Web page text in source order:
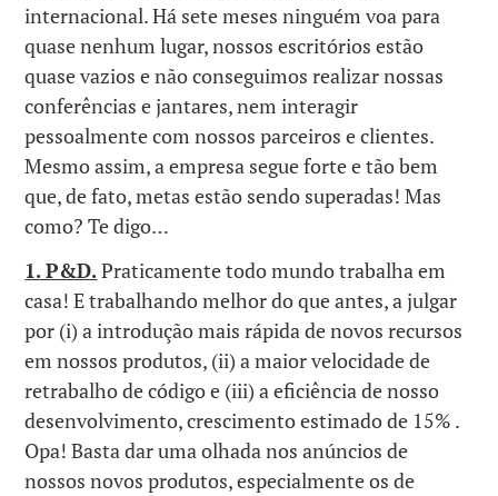
internacional. Há sete meses ninguém voa para
quase nenhum lugar, nossos escritórios estão
quase vazios e não conseguimos realizar nossas
conferências e jantares, nem interagir
pessoalmente com nossos parceiros e clientes.
Mesmo assim, a empresa segue forte e tão bem
que, de fato, metas estão sendo superadas! Mas
como? Te digo…
1.P&D.Praticamente todo mundo trabalha em
casa! E trabalhando melhor do que antes, a julgar
por (i) a introdução mais rápida de novos recursos
em nossos produtos, (ii) a maior velocidade de
retrabalho de código e (iii) a eficiência de nosso
desenvolvimento, crescimento estimado de 15% .
Opa! Basta dar uma olhada nos anúncios de
nossos novos produtos, especialmente os de